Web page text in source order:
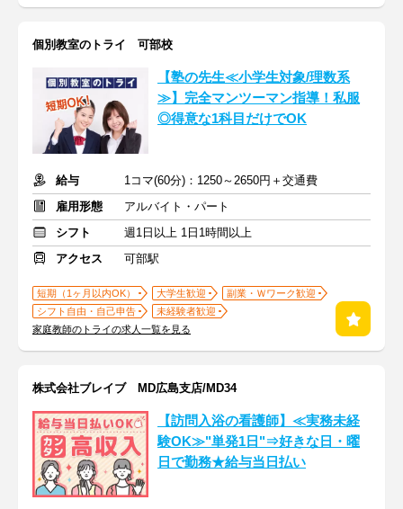
個別教室のトライ 可部校
【塾の先生≪小学生対象/理数系
≫】完全マンツーマン指導！私服
◎得意な1科目だけでOK
給与
1コマ(60分)：1250～2650円＋交通費
雇用形態
アルバイト・パート
シフト
週1日以上 1日1時間以上
アクセス
可部駅
短期（1ヶ月以内OK） 大学生歓迎
副業・Ｗワーク歓迎
シフト自由・自己申告
未経験者歓迎
家庭教師のトライの求人一覧を見る
株式会社ブレイブ MD広島支店/MD34
【訪問入浴の看護師】≪実務未経
験OK≫"単発1日"⇒好きな日・曜
日で勤務★給与当日払い